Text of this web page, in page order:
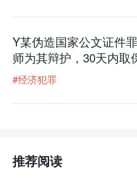
Y某伪造国家公文证件
师为其辩护，30天内取
#经济犯罪
推荐阅读